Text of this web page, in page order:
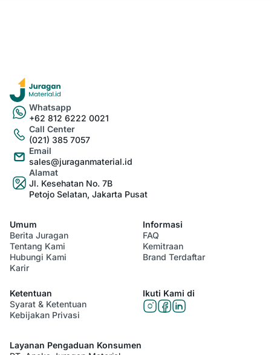
Whatsapp
+62 812 6222 0021
Call Center
(021) 385 7057
Email
sales@juraganmaterial.id
Alamat
Jl. Kesehatan No. 7B
Petojo Selatan, Jakarta Pusat
Umum
Berita Juragan
Tentang Kami
Hubungi Kami
Karir
Informasi
FAQ
Kemitraan
Brand Terdaftar
Ketentuan
Syarat & Ketentuan
Kebijakan Privasi
Ikuti Kami di
Layanan Pengaduan Konsumen